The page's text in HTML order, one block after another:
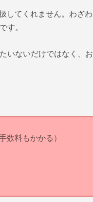
してくれません。わざわ
す。
いないだけではなく、お
数料もかかる）